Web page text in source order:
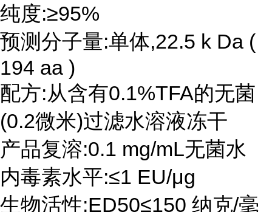
纯度:≥95%
预测分子量:单体,22.5 k Da (
194 aa )
配方:从含有0.1%TFA的无菌
(0.2微米)过滤水溶液冻干
产品复溶:0.1 mg/mL无菌水
内毒素水平:≤1 EU/μg
生物活性:ED50≤150 纳克/毫